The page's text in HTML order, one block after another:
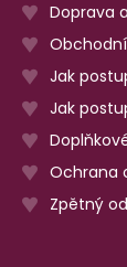
Doprava
Jak
Jak
Ochrana
Zpětný